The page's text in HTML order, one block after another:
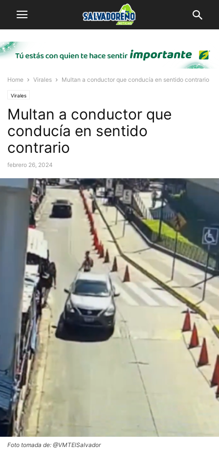
Home Virales Multan a conductor que conducía en sentido contrario
Virales
Multan a conductor que
conducía en sentido
contrario
febrero 26, 2024
Foto tomada de: @VMTElSalvador